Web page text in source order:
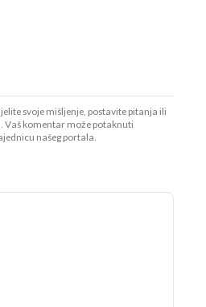
svoje mišljenje, postavite pitanja ili
Vaš komentar može potaknuti
našeg portala.